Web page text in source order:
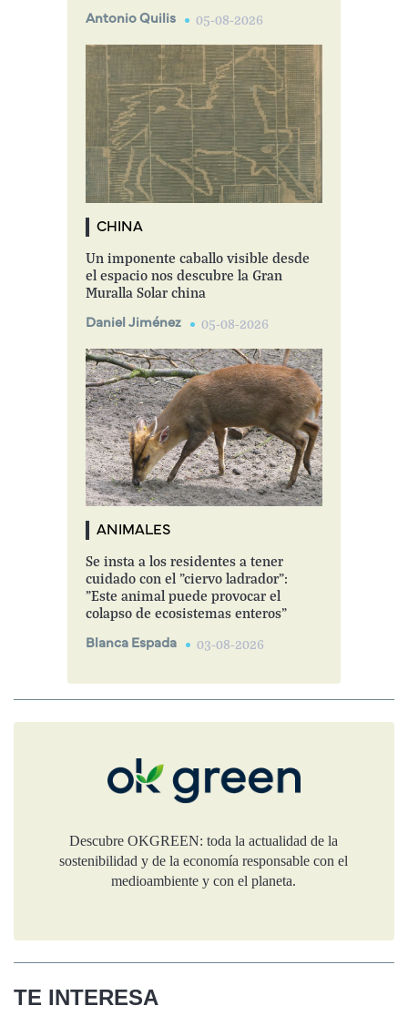
Antonio Quilis 05-08-2026
CHINA
Un imponente caballo visible desde
el espacio nos descubre la Gran
Muralla Solar china
Daniel Jiménez 05-08-2026
ANIMALES
Se insta a los residentes a tener
cuidado con el "ciervo ladrador":
"Este animal puede provocar el
colapso de ecosistemas enteros"
Blanca Espada 03-08-2026
Descubre OKGREEN: toda la actualidad de la
sostenibilidad y de la economía responsable con el
medioambiente y con el planeta.
TE INTERESA